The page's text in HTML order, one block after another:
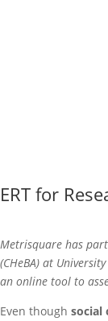
ERT for
Metrisquare has
(CHeBA) at
an online tool to
Even though social